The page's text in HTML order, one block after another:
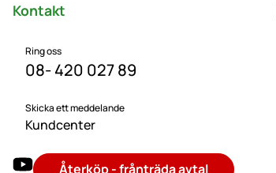
Kontakt
Ring oss
08- 420 027 89
Skicka ett meddelande
Kundcenter
Återköp - frånträda avtal